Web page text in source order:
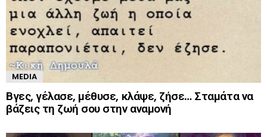
MEDIA
Βγες, γέλασε, μέθυσε, κλάψε, ζήσε… Σταμάτα να
βάζεις τη ζωή σου στην αναμονή